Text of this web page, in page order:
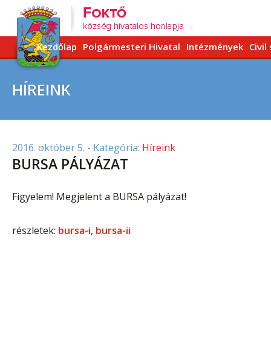
Kezdőlap Polgármesteri Hivatal Intézmények Civil
HÍREINK
2016. október 5. - Kategória: Híreink
BURSA PÁLYÁZAT
Figyelem! Megjelent a BURSA pályázat!
részletek: bursa-i, bursa-ii